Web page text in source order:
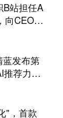
B站担任A
向CEO陈
蓝发布第
推荐力名
"，首款